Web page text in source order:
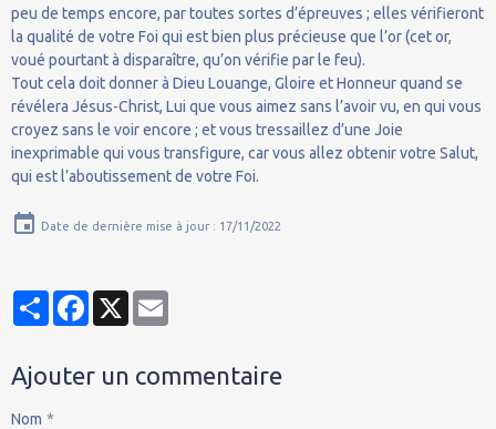
peu de temps encore, par toutes sortes d’épreuves ; elles vérifieront
la qualité de votre Foi qui est bien plus précieuse que l’or (cet or,
voué pourtant à disparaître, qu’on vérifie par le feu).
Tout cela doit donner à Dieu Louange, Gloire et Honneur quand se
révélera Jésus-Christ, Lui que vous aimez sans l’avoir vu, en qui vous
croyez sans le voir encore ; et vous tressaillez d’une Joie
inexprimable qui vous transfigure, car vous allez obtenir votre Salut,
qui est l’aboutissement de votre Foi.
Date de dernière mise à jour : 17/11/2022
PartagerFacebook
X
Ajouter un commentaire
Nom